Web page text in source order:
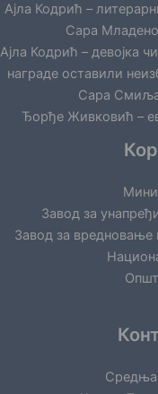
Ајла Кодрић –
Сара
Ајла Кодрић – девојка
награде оставили
Сара
Ђорђе Живковић –
Завод за
Завод за вредновање